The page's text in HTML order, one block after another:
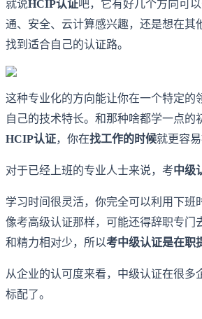
就说HCIP认证吧，它有好几个方向可
通、安全、云计算感兴趣，还是想在其
找到适合自己的认证路。
这种专业化的方向能让你在一个特定的
自己的技术特长。和那种啥都学一点的
HCIP认证，你在找工作的时候就更容易
对于已经上班的专业人士来说，考中级
学习时间很灵活，你完全可以利用下班
像考高级认证那样，可能还得辞职专门
和精力相对少，所以考中级认证是在职
从企业的认可度来看，中级认证在很多
标配了。